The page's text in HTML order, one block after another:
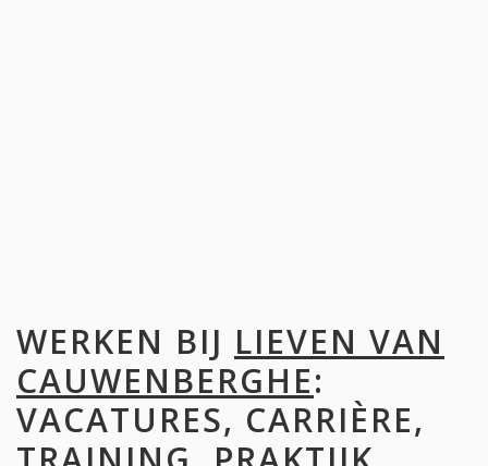
WERKEN BIJ LIEVEN VAN
CAUWENBERGHE:
VACATURES, CARRIÈRE,